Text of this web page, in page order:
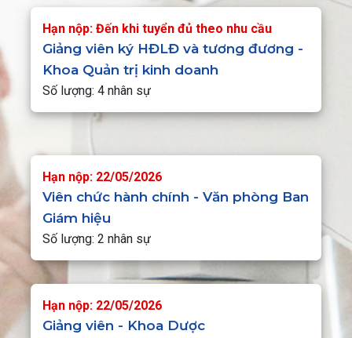
Hạn nộp: Đến khi tuyển đủ theo nhu cầu
Giảng viên ký HĐLĐ và tương đương -
Khoa Quản trị kinh doanh
Số lượng: 4 nhân sự
Hạn nộp: 22/05/2026
Viên chức hành chính - Văn phòng Ban
Giám hiệu
Số lượng: 2 nhân sự
Hạn nộp: 22/05/2026
Giảng viên - Khoa Dược